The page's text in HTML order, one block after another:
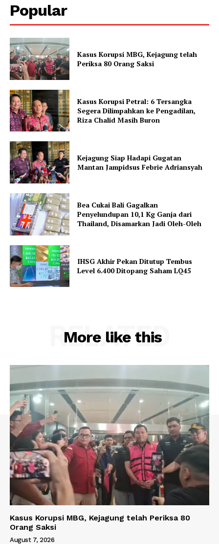
Popular
Kasus Korupsi MBG, Kejagung telah
Periksa 80 Orang Saksi
Kasus Korupsi Petral: 6 Tersangka
Segera Dilimpahkan ke Pengadilan,
Riza Chalid Masih Buron
Kejagung Siap Hadapi Gugatan
Mantan Jampidsus Febrie Adriansyah
Bea Cukai Bali Gagalkan
Penyelundupan 10,1 Kg Ganja dari
Thailand, Disamarkan Jadi Oleh-Oleh
IHSG Akhir Pekan Ditutup Tembus
Level 6.400 Ditopang Saham LQ45
More like this
RELATED
Kasus Korupsi MBG, Kejagung telah Periksa 80
Orang Saksi
August 7, 2026